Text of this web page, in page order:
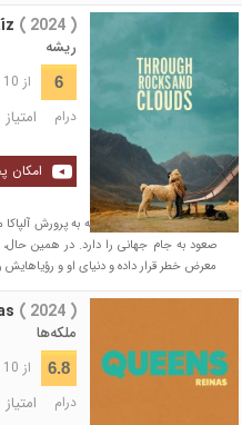
( 2024 )
ریشه
6 از 10
درام
امکان
"فلیسیانو" پسر 8 ساله‌ای که به
صعود به جام جهانی را دارد. در همین
معرض خطر قرار داده و دنیای او و رؤیاهایش
( 2024 )
ملکه‌ها
6.8 از 10
درام